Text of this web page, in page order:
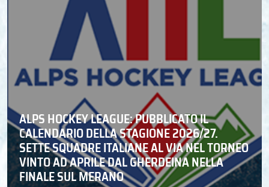
ALPS HOCKEY LEAGUE: PUBBLICATO IL
CALENDARIO DELLA STAGIONE 2026/27.
SETTE SQUADRE ITALIANE AL VIA NEL TORNEO
VINTO AD APRILE DAL GHERDEINA NELLA
FINALE SUL MERANO